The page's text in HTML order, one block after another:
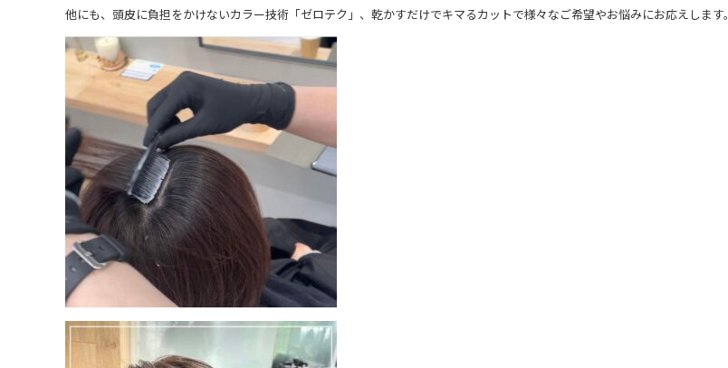
他にも、頭皮に負担をかけないカラー技術「ゼロテク」、乾かすだけでキマるカットで様々なご希望やお悩みにお応えします。